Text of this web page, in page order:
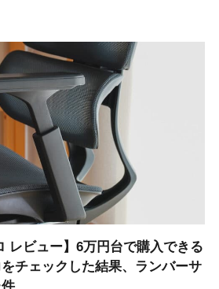
レビュー】6万円台で購入できる
チェックした結果、ランバーサ